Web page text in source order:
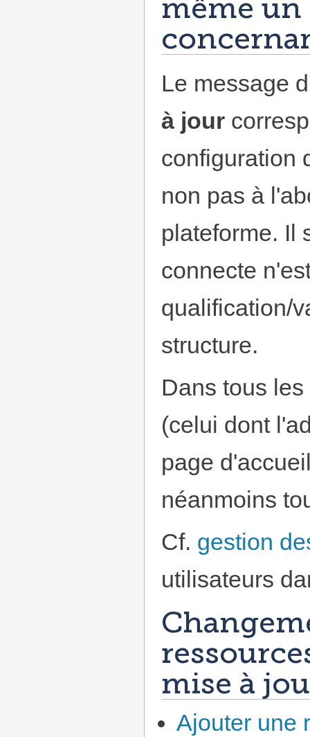
même un
Le message
à jour
configuration
non pas à
plateforme. Il
connecte
qualification/
structure.
Dans tous
(celui dont
page
néanmoins
Cf. gestion
utilisateurs
mise à
Ajouter une